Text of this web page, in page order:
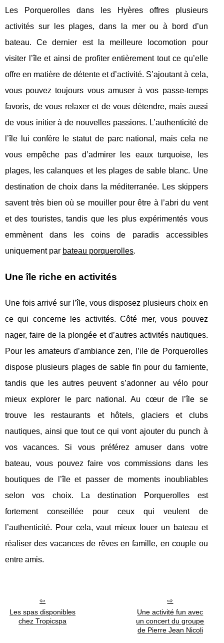
Les Porquerolles dans les Hyères offres plusieurs
activités sur les plages, dans la mer ou à bord d’un
bateau. Ce dernier est la meilleure locomotion pour
visiter l’île et ainsi de profiter entièrement tout ce qu’elle
offre en matière de détente et d’activité. S’ajoutant à cela,
vous pouvez toujours vous amuser à vos passe-temps
favoris, de vous relaxer et de vous détendre, mais aussi
de vous initier à de nouvelles passions. L’authenticité de
l’île lui confère le statut de parc national, mais cela ne
vous empêche pas d’admirer les eaux turquoise, les
plages, les calanques et les plages de sable blanc. Une
destination de choix dans la méditerranée. Les skippers
savent très bien où se mouiller pour être à l’abri du vent
et des touristes, tandis que les plus expérimentés vous
emmènent dans les coins de paradis accessibles
uniquement par bateau porquerolles.
Une île riche en activités
Une fois arrivé sur l’île, vous disposez plusieurs choix en
ce qui concerne les activités. Côté mer, vous pouvez
nager, faire de la plongée et d’autres activités nautiques.
Pour les amateurs d’ambiance zen, l’ile de Porquerolles
dispose plusieurs plages de sable fin pour du farniente,
tandis que les autres peuvent s’adonner au vélo pour
mieux explorer le parc national. Au cœur de l’île se
trouve les restaurants et hôtels, glaciers et clubs
nautiques, ainsi que tout ce qui vont ajouter du punch à
vos vacances. Si vous préférez amuser dans votre
bateau, vous pouvez faire vos commissions dans les
boutiques de l’île et passer de moments inoubliables
selon vos choix. La destination Porquerolles est
fortement conseillée pour ceux qui veulent de
l’authenticité. Pour cela, vaut mieux louer un bateau et
réaliser des vacances de rêves en famille, en couple ou
entre amis.
Les spas disponibles
chez Tropicspa
Une activité fun avec
un concert du groupe
de Pierre Jean Nicoli